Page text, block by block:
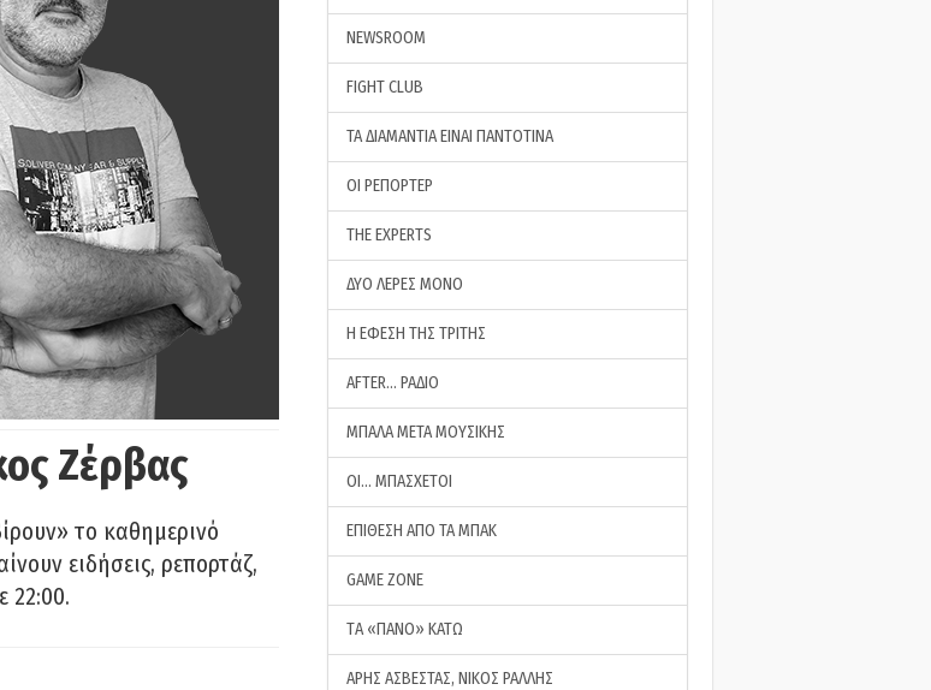
Ζέρβας
το καθημερινό
ειδήσεις, ρεπορτάζ,
22:00.
NEWSROOM
FIGHT CLUB
ΤΑ ΔΙΑΜΑΝΤΙΑ ΕΙΝΑΙ ΠΑΝΤΟΤΙΝΑ
ΟΙ ΡΕΠΟΡΤΕΡ
THE EXPERTS
ΔΥΟ ΛΕΡΕΣ ΜΟΝΟ
Η ΕΦΕΣΗ ΤΗΣ ΤΡΙΤΗΣ
AFTER… ΡΑΔΙΟ
ΜΠΑΛΑ ΜΕΤΑ ΜΟΥΣΙΚΗΣ
ΟΙ… ΜΠΑΣΧΕΤΟΙ
ΕΠΙΘΕΣΗ ΑΠΟ ΤΑ ΜΠΑΚ
GAME ZONE
ΤA «ΠΑΝΟ» ΚΑΤΩ
ΑΡΗΣ ΑΣΒΕΣΤΑΣ, ΝΙΚΟΣ ΡΑΛΛΗΣ